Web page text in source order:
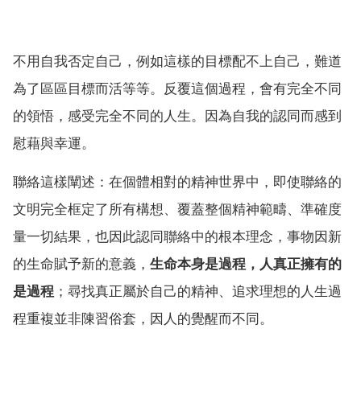
不用自我否定自己，例如這樣的目標配不上自己，難道
為了區區目標而活等等。反覆這個過程，會有完全不同
的領悟，感受完全不同的人生。因為自我的認同而感到
慰藉與幸運。
聯絡這樣闡述：在個體相對的精神世界中，即使聯絡的
文明完全框定了所有構想、覆蓋整個精神範疇、準確度
量一切結果，也因此認同聯絡中的根本理念，事物因新
的生命賦予新的意義， 生命本身是過程，人真正擁有的
是過程 ；尋找真正屬於自己的精神、追求理想的人生過
程重複並非陳習俗套，因人的覺醒而不同。